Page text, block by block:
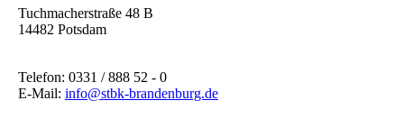
Tuchmacherstraße 48 B
14482 Potsdam
Telefon: 0331 / 888 52 - 0
E-Mail: info@stbk-brandenburg.de